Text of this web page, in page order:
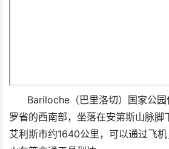
Bariloche（巴里洛切）国家公园
罗省的西南部，坐落在安第斯山脉脚
艾利斯市约1640公里，可以通过飞